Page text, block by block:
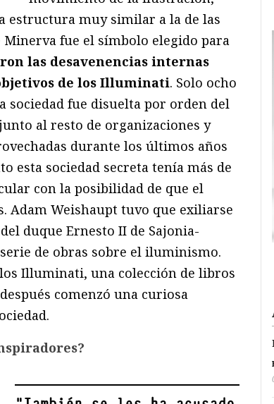
estructura muy similar a la de las
fue el símbolo elegido para
las desavenencias internas
de los Illuminati. Solo ocho
sociedad fue disuelta por orden del
al resto de organizaciones y
durante los últimos años
esta sociedad secreta tenía más de
con la posibilidad de que el
Adam Weishaupt tuvo que exiliarse
duque Ernesto II de Sajonia-
de obras sobre el iluminismo.
Illuminati, una colección de libros
comenzó una curiosa